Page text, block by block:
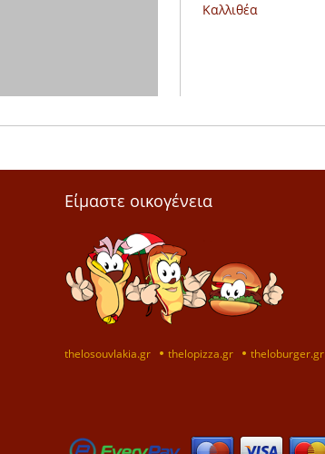
Καλλιθέα
Είμαστε οικογένεια
thelosouvlakia.gr thelopizza.gr theloburger.gr